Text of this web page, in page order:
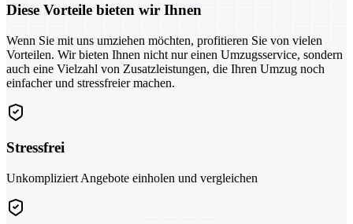
Diese Vorteile bieten wir Ihnen
Wenn Sie mit uns umziehen möchten, profitieren Sie von vielen
Vorteilen. Wir bieten Ihnen nicht nur einen Umzugsservice, sondern
auch eine Vielzahl von Zusatzleistungen, die Ihren Umzug noch
einfacher und stressfreier machen.
Stressfrei
Unkompliziert Angebote einholen und vergleichen